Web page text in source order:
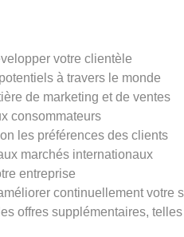
votre clientèle
à travers le monde
de marketing et de ventes
consommateurs
les préférences des clients
marchés internationaux
entreprise
continuellement votre
offres supplémentaires,